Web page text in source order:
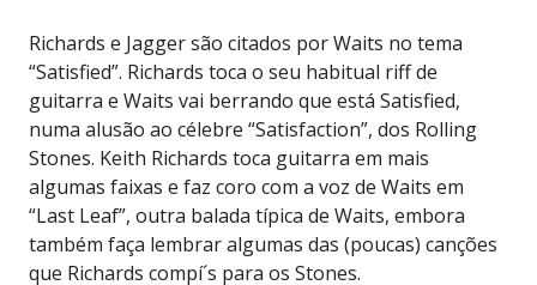
Richards e Jagger são citados por Waits no tema
“Satisfied”. Richards toca o seu habitual riff de
guitarra e Waits vai berrando que está Satisfied,
numa alusão ao célebre “Satisfaction”, dos Rolling
Stones. Keith Richards toca guitarra em mais
algumas faixas e faz coro com a voz de Waits em
“Last Leaf”, outra balada típica de Waits, embora
também faça lembrar algumas das (poucas) canções
que Richards compí´s para os Stones.